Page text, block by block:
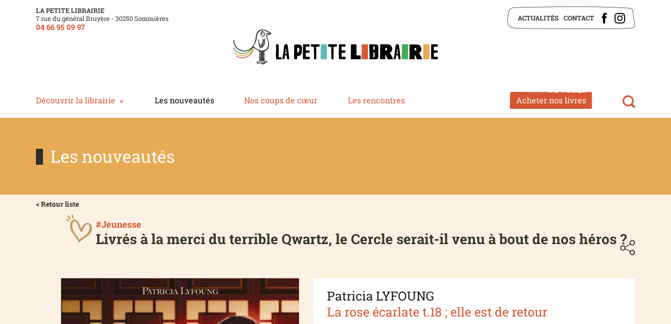
LA PETITE LIBRAIRIE
7 rue du général Bruyère - 30250 Sommières
04 66 95 09 97
ACTUALITÉS CONTACT
Découvrir la librairie Les nouveautés Nos coups de cœur Les rencontres Acheter nos livres
Les nouveautés
< Retour liste
#Jeunesse
Livrés à la merci du terrible Qwartz, le Cercle serait-il venu à bout de nos héros ?
Patricia LYFOUNG
La rose écarlate t.18 ; elle est de retour